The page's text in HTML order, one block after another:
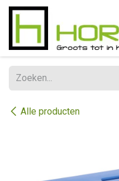
Overslaan naar inhoud
Alle producten